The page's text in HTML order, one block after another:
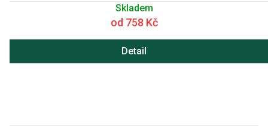
Skladem
od 758 Kč
Detail